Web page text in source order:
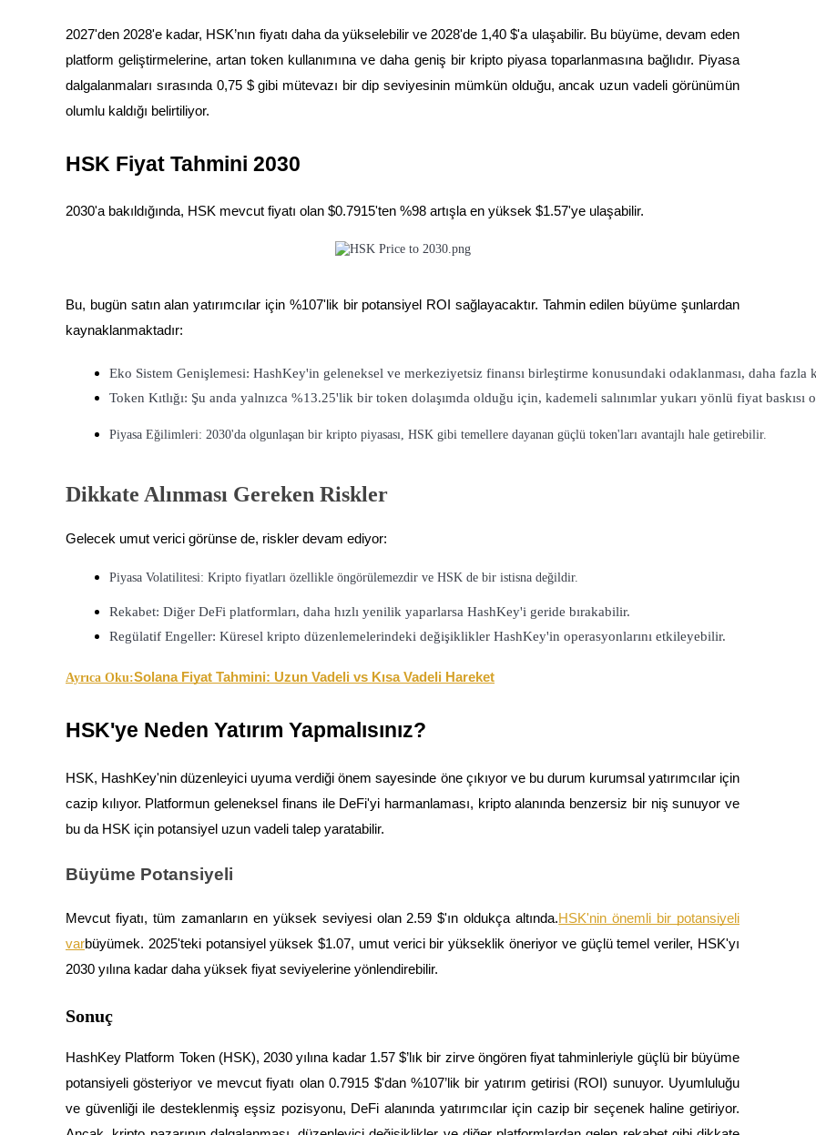
Günlük rekabetçi ödüller kazanın
Yüksek getiri ve anında erişim
BTR Kilitleme
BTR sahiplerine özel yatırımlar
2027'den 2028'e kadar, HSK’nın fiyatı daha da yükselebilir ve 2028'de 1,40 $'a ulaşabilir. Bu büyüme, devam eden
platform geliştirmelerine, artan token kullanımına ve daha geniş bir kripto piyasa toparlanmasına bağlıdır. Piyasa
dalgalanmaları sırasında 0,75 $ gibi mütevazı bir dip seviyesinin mümkün olduğu, ancak uzun vadeli görünümün
olumlu kaldığı belirtiliyor.
HSK Fiyat Tahmini 2030
2030'a bakıldığında, HSK mevcut fiyatı olan $0.7915'ten %98 artışla en yüksek $1.57'ye ulaşabilir.
Bu, bugün satın alan yatırımcılar için %107'lik bir potansiyel ROI sağlayacaktır. Tahmin edilen büyüme şunlardan
kaynaklanmaktadır:
Eko Sistem Genişlemesi: HashKey'in geleneksel ve merkeziyetsiz finansı birleştirme konusundaki odaklanması, daha fazla
Token Kıtlığı: Şu anda yalnızca %13.25'lik bir token dolaşımda olduğu için, kademeli salınımlar yukarı yönlü fiyat baskısı
Piyasa Eğilimleri: 2030'da olgunlaşan bir kripto piyasası, HSK gibi temellere dayanan güçlü token'ları avantajlı hale getirebilir.
Dikkate Alınması Gereken Riskler
Gelecek umut verici görünse de, riskler devam ediyor:
Piyasa Volatilitesi: Kripto fiyatları özellikle öngörülemezdir ve HSK de bir istisna değildir.
Rekabet: Diğer DeFi platformları, daha hızlı yenilik yaparlarsa HashKey'i geride bırakabilir.
Regülatif Engeller: Küresel kripto düzenlemelerindeki değişiklikler HashKey'in operasyonlarını etkileyebilir.
Ayrıca Oku:Solana Fiyat Tahmini: Uzun Vadeli vs Kısa Vadeli Hareket
HSK'ye Neden Yatırım Yapmalısınız?
HSK, HashKey'nin düzenleyici uyuma verdiği önem sayesinde öne çıkıyor ve bu durum kurumsal yatırımcılar için
cazip kılıyor. Platformun geleneksel finans ile DeFi'yi harmanlaması, kripto alanında benzersiz bir niş sunuyor ve
bu da HSK için potansiyel uzun vadeli talep yaratabilir.
Büyüme Potansiyeli
Mevcut fiyatı, tüm zamanların en yüksek seviyesi olan 2.59 $'ın oldukça altında.HSK'nin önemli bir potansiyeli
varbüyümek. 2025'teki potansiyel yüksek $1.07, umut verici bir yükseklik öneriyor ve güçlü temel veriler, HSK'yı
2030 yılına kadar daha yüksek fiyat seviyelerine yönlendirebilir.
Sonuç
HashKey Platform Token (HSK), 2030 yılına kadar 1.57 $’lık bir zirve öngören fiyat tahminleriyle güçlü bir büyüme
potansiyeli gösteriyor ve mevcut fiyatı olan 0.7915 $'dan %107’lik bir yatırım getirisi (ROI) sunuyor. Uyumluluğu
ve güvenliği ile desteklenmiş eşsiz pozisyonu, DeFi alanında yatırımcılar için cazip bir seçenek haline getiriyor.